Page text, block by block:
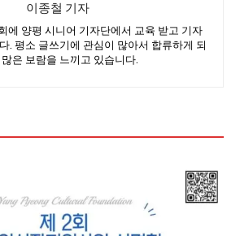
이종철 기자
에 양평 시니어 기자단에서 교육 받고 기자
. 평소 글쓰기에 관심이 많아서 합류하게 되
많은 보람을 느끼고 있습니다.